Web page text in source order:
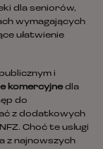
dla seniorów,
wymagających
ułatwienie
i
komercyjnedla
do
z dodatkowych
Choć te usługi
z najnowszych